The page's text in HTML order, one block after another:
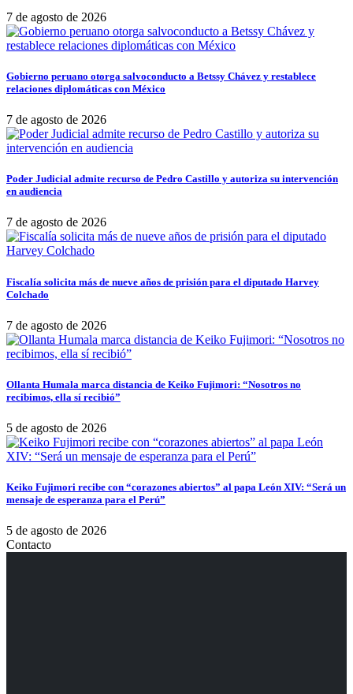
7 de agosto de 2026
Gobierno peruano otorga salvoconducto a Betssy Chávez y restablece
relaciones diplomáticas con México
7 de agosto de 2026
Poder Judicial admite recurso de Pedro Castillo y autoriza su intervención
en audiencia
7 de agosto de 2026
Fiscalía solicita más de nueve años de prisión para el diputado Harvey
Colchado
7 de agosto de 2026
Ollanta Humala marca distancia de Keiko Fujimori: “Nosotros no
recibimos, ella sí recibió”
5 de agosto de 2026
Keiko Fujimori recibe con “corazones abiertos” al papa León XIV: “Será un
mensaje de esperanza para el Perú”
5 de agosto de 2026
Contacto